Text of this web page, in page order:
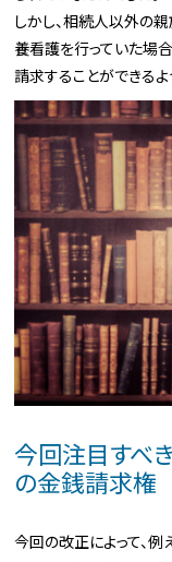
しかし、相続人以外の
養看護を行っていた場
請求することができるよ
今回注目すべ
の金銭請求権
今回の改正によって、